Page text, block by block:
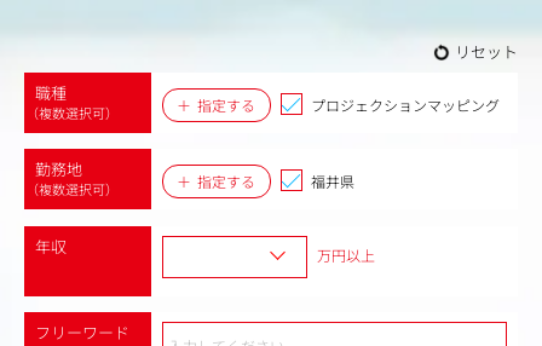
リセット
職種
（複数選択可） 指定する プロジェクションマッピング
勤務地
（複数選択可） 指定する 福井県
年収 万円以上
フリーワード